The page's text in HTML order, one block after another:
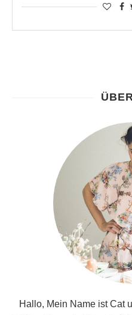
Hallo, Mein Name ist Cat